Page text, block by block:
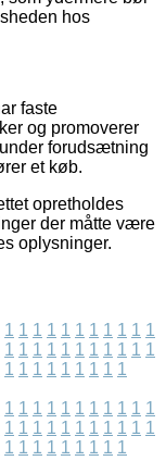
hos
faste
og promoverer
forudsætning
et køb.
opretholdes
der måtte være
oplysninger.
1 1 1 1 1 1 1 1 1 1 1
1 1 1 1 1 1 1 1 1 1 1
1 1 1 1 1 1 1 1 1
1 1 1 1 1 1 1 1 1 1 1
1 1 1 1 1 1 1 1 1 1 1
1 1 1 1 1 1 1 1 1